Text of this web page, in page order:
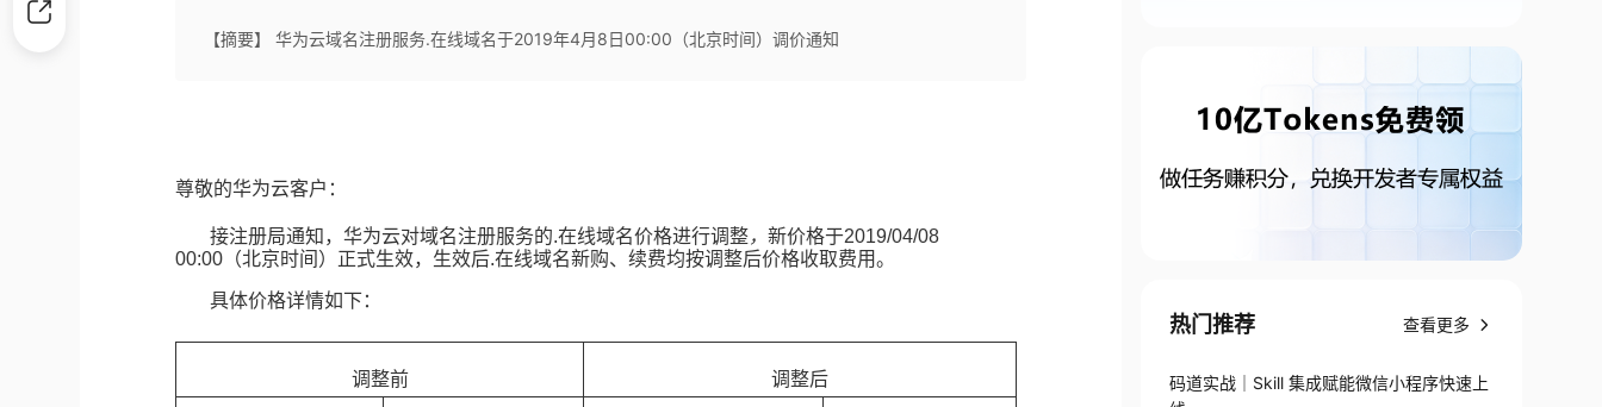
【摘要】 华为云域名注册服务.在线域名于2019年4月8日00:00（北京时间）调价通知
尊敬的华为云客户：
接注册局通知，华为云对域名注册服务的.在线域名价格进行调整，新价格于2019/04/08
00:00（北京时间）正式生效，生效后.在线域名新购、续费均按调整后价格收取费用。
具体价格详情如下：
调整前 调整后
热门推荐 查看更多
码道实战｜Skill 集成赋能微信小程序快速上